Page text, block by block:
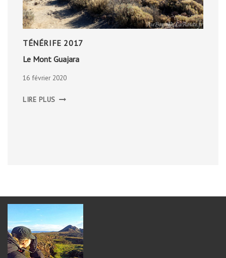
TÉNÉRIFE 2017
Le Mont Guajara
16 février 2020
LIRE PLUS MONT